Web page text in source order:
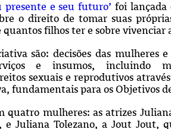
presente e seu futuro’ foi lançada
o direito de tomar suas
filhos ter e sobre vivenciar
são: decisões das mulheres e
e insumos, incluindo
sexuais e reprodutivos
fundamentais para os Objetivos
quatro mulheres: as atrizes
e Juliana Tolezano, a Jout Jout,